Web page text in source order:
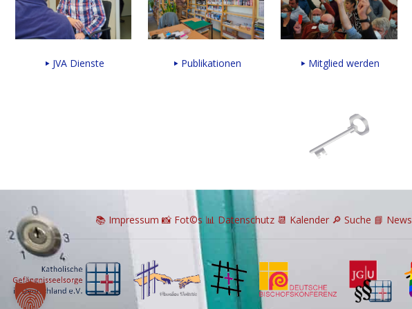
JVA Dienste Publikationen Mitglied werden
📚 Impressum 📸 Fot©s 📊 Datenschutz 📆 Kalender 🔎 Suche 📘 News